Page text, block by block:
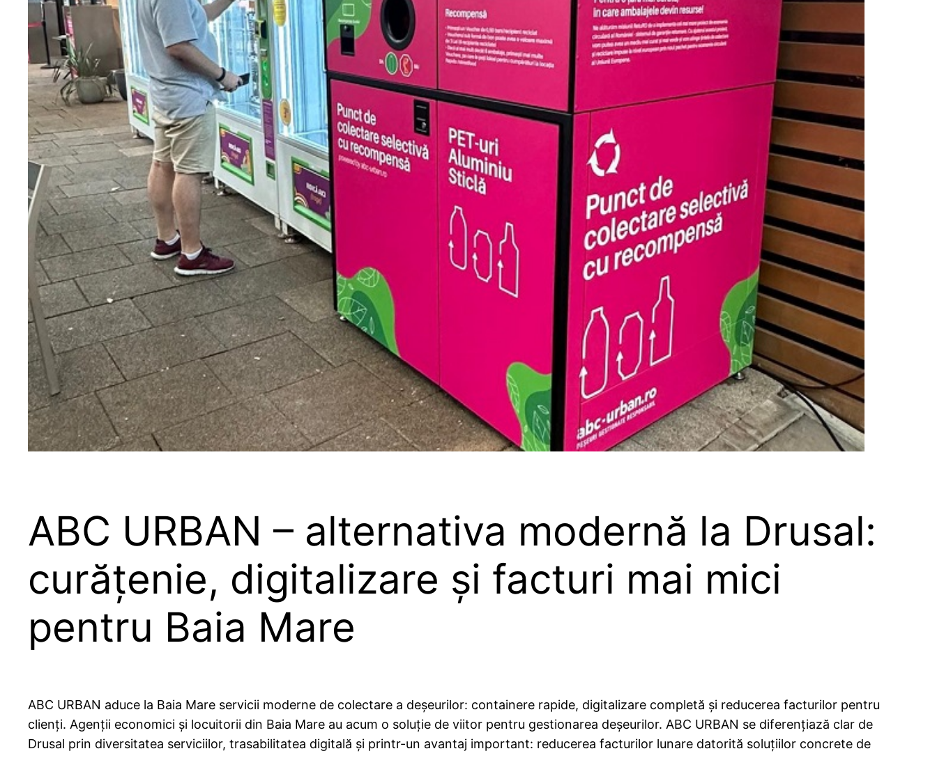
ABC URBAN – alternativa modernă la Drusal:
curățenie, digitalizare și facturi mai mici
pentru Baia Mare
ABC URBAN aduce la Baia Mare servicii moderne de colectare a deșeurilor: containere rapide, digitalizare completă și reducerea facturilor pentru
clienți. Agenții economici și locuitorii din Baia Mare au acum o soluție de viitor pentru gestionarea deșeurilor. ABC URBAN se diferențiază clar de
Drusal prin diversitatea serviciilor, trasabilitatea digitală și printr-un avantaj important: reducerea facturilor lunare datorită soluțiilor concrete de